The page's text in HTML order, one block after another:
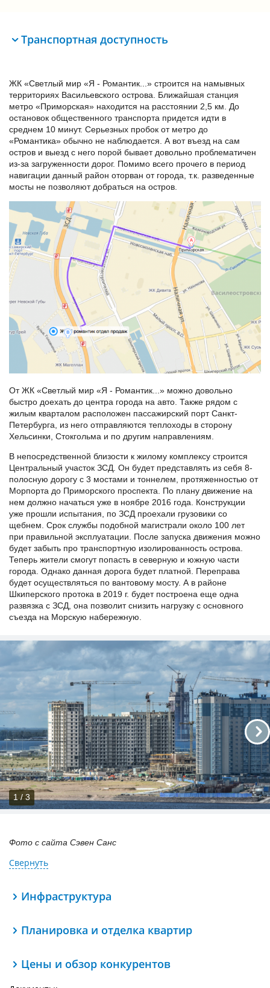
Транспортная доступность
ЖК «Светлый мир «Я - Романтик...» строится на намывных
территориях Васильевского острова. Ближайшая станция
метро «Приморская» находится на расстоянии 2,5 км. До
остановок общественного транспорта придется идти в
среднем 10 минут. Серьезных пробок от метро до
«Романтика» обычно не наблюдается. А вот въезд на сам
остров и выезд с него порой бывает довольно проблематичен
из-за загруженности дорог. Помимо всего прочего в период
навигации данный район оторван от города, т.к. разведенные
мосты не позволяют добраться на остров.
От ЖК «Светлый мир «Я - Романтик...» можно довольно
быстро доехать до центра города на авто. Также рядом с
жилым кварталом расположен пассажирский порт Санкт-
Петербурга, из него отправляются теплоходы в сторону
Хельсинки, Стокгольма и по другим направлениям.
В непосредственной близости к жилому комплексу строится
Центральный участок ЗСД. Он будет представлять из себя 8-
полосную дорогу с 3 мостами и тоннелем, протяженностью от
Морпорта до Приморского проспекта. По плану движение на
нем должно начаться уже в ноябре 2016 года. Конструкции
уже прошли испытания, по ЗСД проехали грузовики со
щебнем. Срок службы подобной магистрали около 100 лет
при правильной эксплуатации. После запуска движения можно
будет забыть про транспортную изолированность острова.
Теперь жители смогут попасть в северную и южную части
города. Однако данная дорога будет платной. Переправа
будет осуществляться по вантовому мосту. А в районе
Шкиперского протока в 2019 г. будет построена еще одна
развязка с ЗСД, она позволит снизить нагрузку с основного
съезда на Морскую набережную.
1 / 3
Фото с сайта Сэвен Санс
Свернуть
Инфраструктура
Планировка и отделка квартир
Цены и обзор конкурентов